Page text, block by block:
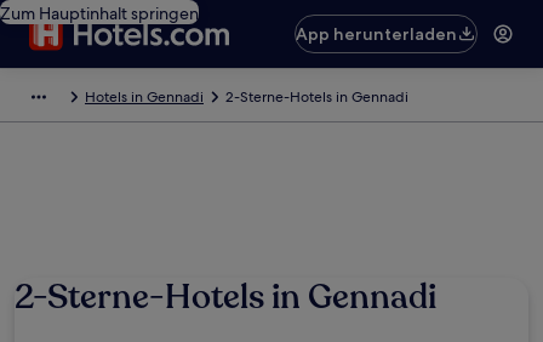
Zum Hauptinhalt springen
App herunterladen
Hotels in Gennadi 2-Sterne-Hotels in Gennadi
2-Sterne-Hotels in Gennadi